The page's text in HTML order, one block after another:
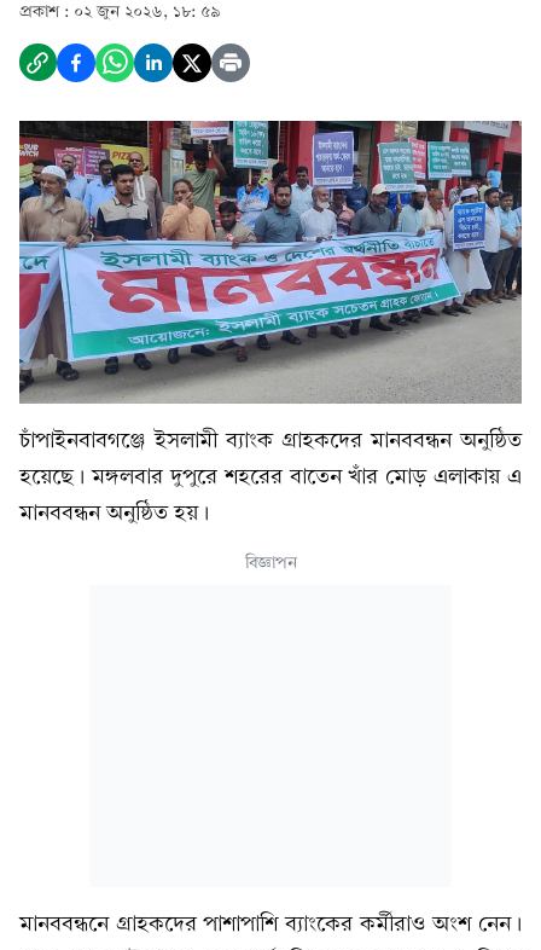
প্রকাশ : ০২ জুন ২০২৬, ১৮: ৫৯
চাঁপাইনবাবগঞ্জে ইসলামী ব্যাংক গ্রাহকদের মানববন্ধন অনুষ্ঠিত
হয়েছে। মঙ্গলবার দুপুরে শহরের বাতেন খাঁর মোড় এলাকায় এ
মানববন্ধন অনুষ্ঠিত হয়।
বিজ্ঞাপন
মানববন্ধনে গ্রাহকদের পাশাপাশি ব্যাংকের কর্মীরাও অংশ নেন।